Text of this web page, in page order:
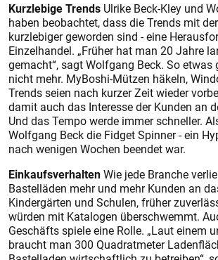
Kurzlebige Trends Ulrike Beck-Kley und
haben beobachtet, dass die Trends mit
kurzlebiger geworden sind - eine
Einzelhandel. „Früher hat man 20 Jahre
gemacht“, sagt Wolfgang Beck. So etwas
nicht mehr. MyBoshi-Mützen häkeln,
Trends seien nach kurzer Zeit wieder
damit auch das Interesse der Kunden an
Und das Tempo werde immer schneller.
Wolfgang Beck die Fidget Spinner - ein
nach wenigen Wochen beendet war.
EinkaufsverhaltenWie jede Branche
Bastelläden mehr und mehr Kunden an
Kindergärten und Schulen, früher
würden mit Katalogen überschwemmt.
Geschäfts spiele eine Rolle. „Laut einem
braucht man 300 Quadratmeter